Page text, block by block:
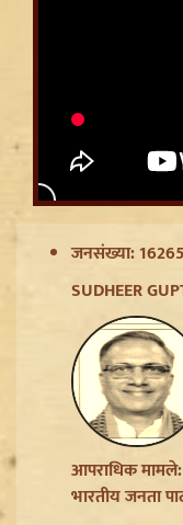
Jharkhand JPSC
आंदोलन, Rahul
जनसंख्या:
SUDHEER
आपराधिक
भारतीय जनता